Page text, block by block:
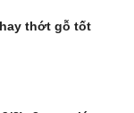
thớt gỗ tốt